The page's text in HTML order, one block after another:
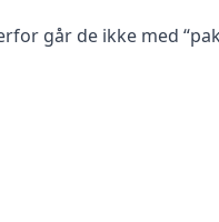
går de ikke med